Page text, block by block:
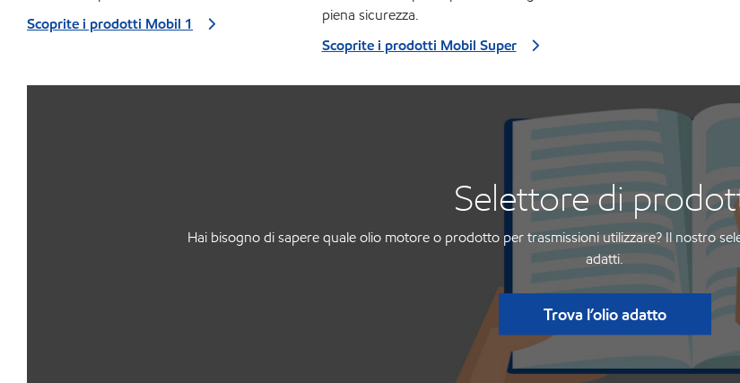
Scoprite i prodotti Mobil 1
piena sicurezza.
Scoprite i prodotti Mobil Super
Selettore di
Hai bisogno di sapere quale olio motore o prodotto per trasmissioni utilizzare? Il nostro
adatti.
Trova l’olio adatto